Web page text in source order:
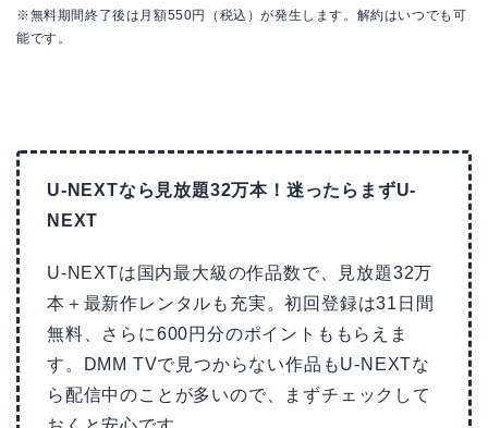
※無料期間終了後は月額550円（税込）が発生します。解約はいつでも可
能です。
U-NEXTなら見放題32万本！迷ったらまずU-
NEXT
U-NEXTは国内最大級の作品数で、見放題32万
本＋最新作レンタルも充実。初回登録は31日間
無料、さらに600円分のポイントももらえま
す。DMM TVで見つからない作品もU-NEXTな
ら配信中のことが多いので、まずチェックして